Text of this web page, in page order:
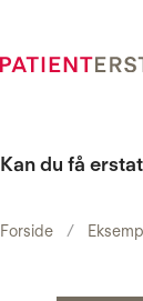
Kan du få
Forside